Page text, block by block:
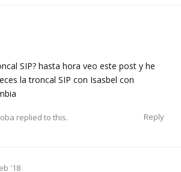
SIP? hasta hora veo este post y he
la troncal SIP con Isasbel con
Reply
replied to this.
'18